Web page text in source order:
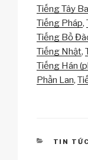
y
Li
n
k
Tiếng Tây
Tiếng Pháp
Tiếng Bồ
Tiếng Nhật
Tiếng Hán
Phần Lan
TIN TỨC